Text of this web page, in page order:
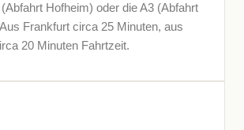
Hofheim) oder die A3 (Abfahrt
Frankfurt circa 25 Minuten, aus
20 Minuten Fahrtzeit.